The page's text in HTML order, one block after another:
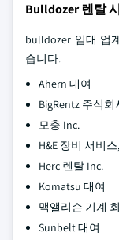
Bulldozer 렌탈
bulldozer 임대 업
습니다.
Ahern 대여
BigRentz 주식회
모충 Inc.
H&E 장비 서비
Herc 렌탈 Inc.
Komatsu 대여
맥앨리슨 기계
Sunbelt 대여